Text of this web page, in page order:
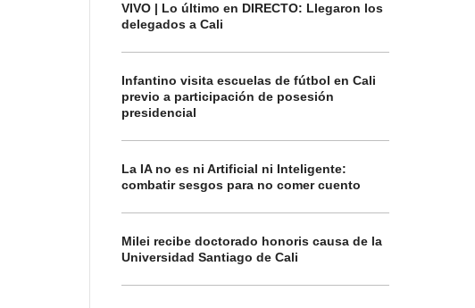
VIVO | Lo último en DIRECTO: Llegaron los
delegados a Cali
Infantino visita escuelas de fútbol en Cali
previo a participación de posesión
presidencial
La IA no es ni Artificial ni Inteligente:
combatir sesgos para no comer cuento
Milei recibe doctorado honoris causa de la
Universidad Santiago de Cali